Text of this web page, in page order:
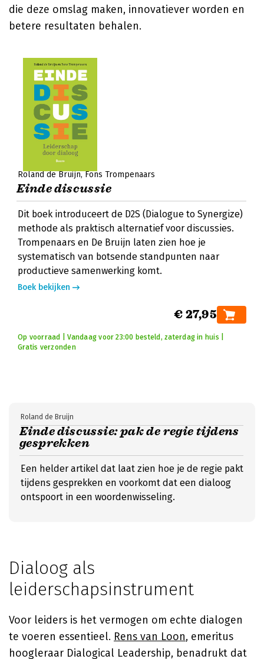
die deze omslag maken, innovatiever worden en
betere resultaten behalen.
Roland de Bruijn Fons Trompenaars
Einde discussie
Dit boek introduceert de D2S (Dialogue to Synergize)
methode als praktisch alternatief voor discussies.
Trompenaars en De Bruijn laten zien hoe je
systematisch van botsende standpunten naar
productieve samenwerking komt.
Boek bekijken
€ 27,95
Op voorraad | Vandaag voor 23:00 besteld, zaterdag in huis |
Gratis verzonden
Einde discussie: pak de regie tijdens
gesprekken
Roland de Bruijn
Een helder artikel dat laat zien hoe je de regie pakt
tijdens gesprekken en voorkomt dat een dialoog
ontspoort in een woordenwisseling.
Dialoog als
leiderschapsinstrument
Voor leiders is het vermogen om echte dialogen
te voeren essentieel. Rens van Loon, emeritus
hoogleraar Dialogical Leadership, benadrukt dat